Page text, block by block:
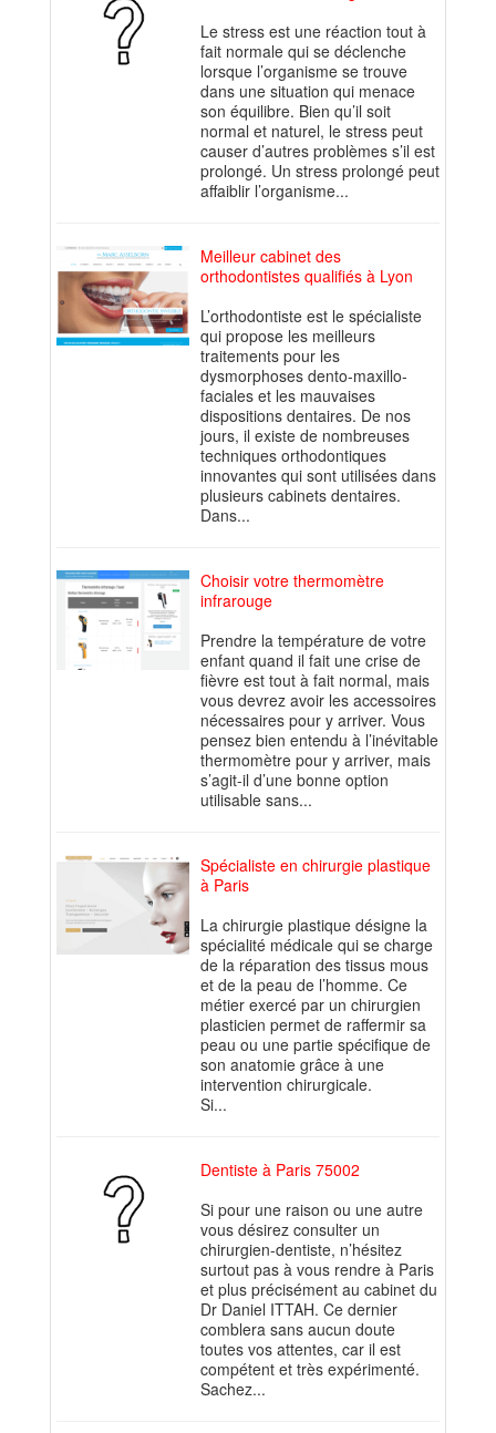
Le stress est une réaction tout à
fait normale qui se déclenche
lorsque l’organisme se trouve
dans une situation qui menace
son équilibre. Bien qu’il soit
normal et naturel, le stress peut
causer d’autres problèmes s’il est
prolongé. Un stress prolongé peut
affaiblir l’organisme...
Meilleur cabinet des
orthodontistes qualifiés à Lyon
L’orthodontiste est le spécialiste
qui propose les meilleurs
traitements pour les
dysmorphoses dento-maxillo-
faciales et les mauvaises
dispositions dentaires. De nos
jours, il existe de nombreuses
techniques orthodontiques
innovantes qui sont utilisées dans
plusieurs cabinets dentaires.
Dans...
Choisir votre thermomètre
infrarouge
Prendre la température de votre
enfant quand il fait une crise de
fièvre est tout à fait normal, mais
vous devrez avoir les accessoires
nécessaires pour y arriver. Vous
pensez bien entendu à l’inévitable
thermomètre pour y arriver, mais
s’agit-il d’une bonne option
utilisable sans...
Spécialiste en chirurgie plastique
à Paris
La chirurgie plastique désigne la
spécialité médicale qui se charge
de la réparation des tissus mous
et de la peau de l’homme. Ce
métier exercé par un chirurgien
plasticien permet de raffermir sa
peau ou une partie spécifique de
son anatomie grâce à une
intervention chirurgicale.
Si...
Dentiste à Paris 75002
Si pour une raison ou une autre
vous désirez consulter un
chirurgien-dentiste, n’hésitez
surtout pas à vous rendre à Paris
et plus précisément au cabinet du
Dr Daniel ITTAH. Ce dernier
comblera sans aucun doute
toutes vos attentes, car il est
compétent et très expérimenté.
Sachez...